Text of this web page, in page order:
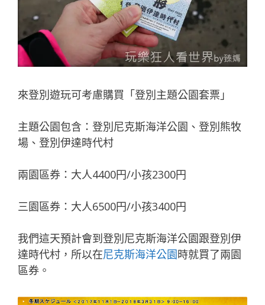
來登別遊玩可考慮購買「登別主題公園套票」
主題公園包含：登別尼克斯海洋公園、登別熊牧
場、登別伊達時代村
兩園區券：大人4400円/小孩2300円
三園區券：大人6500円/小孩3400円
我們這天預計會到登別尼克斯海洋公園跟登別伊
達時代村，所以在尼克斯海洋公園時就買了兩園
區券。